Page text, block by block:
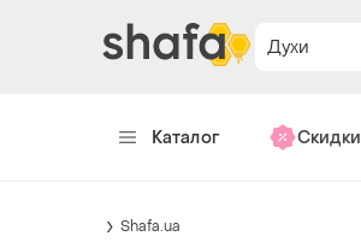
Духи
Каталог Скидки
Shafa.ua